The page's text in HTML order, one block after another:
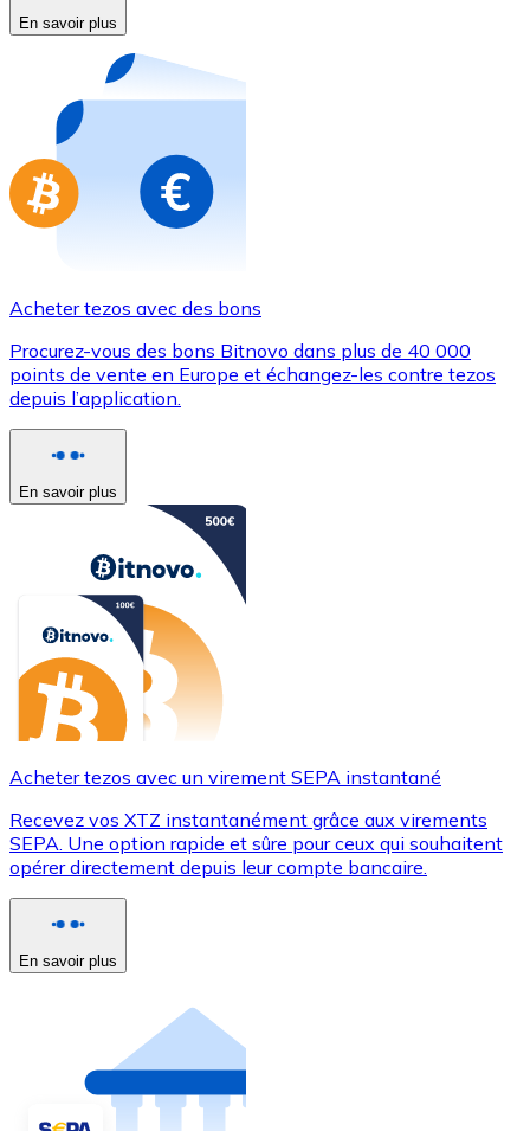
Nouveau
Achetez des cartes-cadeaux de vos marques
Aller à la boutique de cartes-cadeaux
En savoir plus
Acheter tezos avec des bons
Procurez-vous des bons Bitnovo dans plus de 40 000
points de vente en Europe et échangez-les contre tezos
depuis l’application.
En savoir plus
Acheter tezos avec un virement SEPA instantané
Recevez vos XTZ instantanément grâce aux virements
SEPA. Une option rapide et sûre pour ceux qui souhaitent
opérer directement depuis leur compte bancaire.
En savoir plus